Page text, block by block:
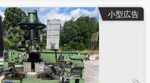
小型広告